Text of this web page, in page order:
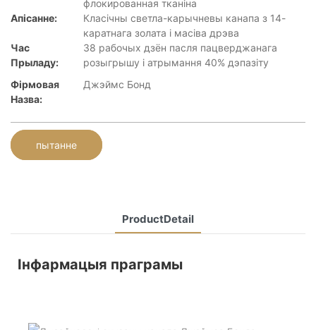
флокированная тканіна
Апісанне:
Класічны светла-карычневы канапа з 14-
каратнага золата і масіва дрэва
Час
Прыладу:
38 рабочых дзён пасля пацверджанага
розыгрышу і атрымання 40% дэпазіту
Фірмовая
Назва:
Джэймс Бонд
пытанне
ProductDetail
Інфармацыя праграмы